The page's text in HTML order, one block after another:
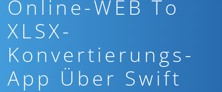
Online-WEB To
XLSX-
Konvertierungs-
App Über Swift